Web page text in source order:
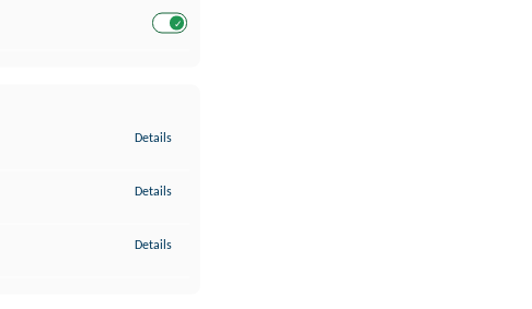
Details
Details
Details